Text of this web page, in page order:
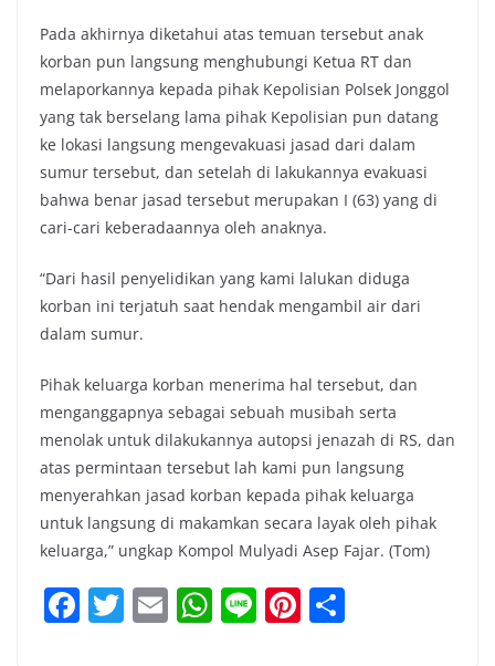
Pada akhirnya diketahui atas temuan tersebut anak
korban pun langsung menghubungi Ketua RT dan
melaporkannya kepada pihak Kepolisian Polsek Jonggol
yang tak berselang lama pihak Kepolisian pun datang
ke lokasi langsung mengevakuasi jasad dari dalam
sumur tersebut, dan setelah di lakukannya evakuasi
bahwa benar jasad tersebut merupakan I (63) yang di
cari-cari keberadaannya oleh anaknya.
“Dari hasil penyelidikan yang kami lalukan diduga
korban ini terjatuh saat hendak mengambil air dari
dalam sumur.
Pihak keluarga korban menerima hal tersebut, dan
menganggapnya sebagai sebuah musibah serta
menolak untuk dilakukannya autopsi jenazah di RS, dan
atas permintaan tersebut lah kami pun langsung
menyerahkan jasad korban kepada pihak keluarga
untuk langsung di makamkan secara layak oleh pihak
keluarga,” ungkap Kompol Mulyadi Asep Fajar. (Tom)
F T E W Li Pi